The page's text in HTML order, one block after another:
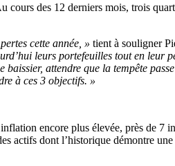
cours des 12 derniers mois, trois
cette année, » tient à souligner
leurs portefeuilles tout en leur
attendre que la tempête
à ces 3 objectifs. »
encore plus élevée, près de 7
actifs dont l’historique démontre